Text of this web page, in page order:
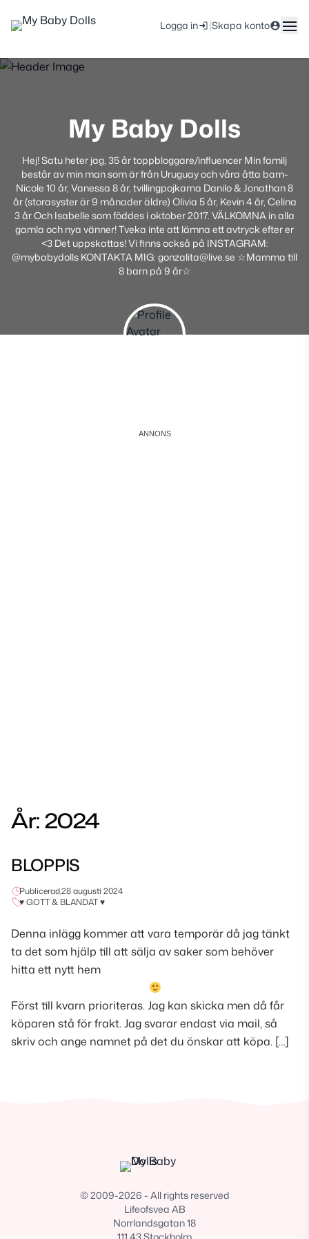
Logga in |Skapa konto
My Baby Dolls
Hej! Satu heter jag, 35 år toppbloggare/influencer Min familj
består av min man som är från Uruguay och våra åtta barn-
Nicole 10 år, Vanessa 8 år, tvillingpojkarna Danilo & Jonathan 8
år (storasyster är 9 månader äldre) Olivia 5 år, Kevin 4 år, Celina
3 år Och Isabelle som föddes i oktober 2017. VÄLKOMNA in alla
gamla och nya vänner! Tveka inte att lämna ett avtryck efter er
<3 Det uppskattas! Vi finns också på INSTAGRAM:
@mybabydolls KONTAKTA MIG: gonzalita@live.se ☆Mamma till
8 barn på 9 år☆
År:2024
BLOPPIS
Publicerad,28 augusti 2024
♥ GOTT & BLANDAT ♥
Denna inlägg kommer att vara temporär då jag tänkt
ta det som hjälp till att sälja av saker som behöver
hitta ett nytt hem
Först till kvarn prioriteras. Jag kan skicka men då får
köparen stå för frakt. Jag svarar endast via mail, så
skriv och ange namnet på det du önskar att köpa. […]
© 2009-2026 - All rights reserved
Lifeofsvea AB
Norrlandsgatan 18